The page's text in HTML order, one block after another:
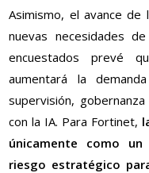
Asimismo, el avance de
nuevas necesidades
encuestados prevé
aumentará la
supervisión,
con la IA. Para Fortinet,
únicamente como
riesgo estratégico